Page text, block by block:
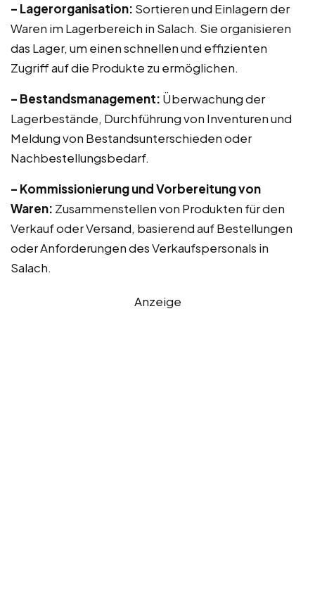
– Lagerorganisation: Sortieren und Einlagern der
Waren im Lagerbereich in Salach. Sie organisieren
das Lager, um einen schnellen und effizienten
Zugriff auf die Produkte zu ermöglichen.
– Bestandsmanagement: Überwachung der
Lagerbestände, Durchführung von Inventuren und
Meldung von Bestandsunterschieden oder
Nachbestellungsbedarf.
– Kommissionierung und Vorbereitung von
Waren: Zusammenstellen von Produkten für den
Verkauf oder Versand, basierend auf Bestellungen
oder Anforderungen des Verkaufspersonals in
Salach.
Anzeige